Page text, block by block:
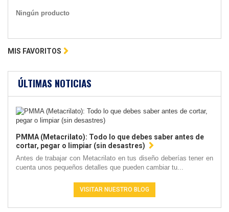
Ningún producto
MIS FAVORITOS
ÚLTIMAS NOTICIAS
PMMA (Metacrilato): Todo lo que debes saber antes de
cortar, pegar o limpiar (sin desastres)
Antes de trabajar con Metacrilato en tus diseño deberías tener en
cuenta unos pequeños detalles que pueden cambiar tu...
VISITAR NUESTRO BLOG